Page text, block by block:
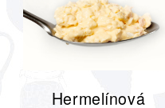
Hermelínová